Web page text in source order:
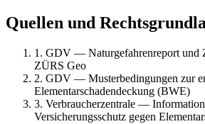
Quellen und
1. GDV — Naturgefahrenreport und
ZÜRS Geo
2. GDV — Musterbedingungen zur
Elementarschadendeckung (BWE)
3. Verbraucherzentrale —
Versicherungsschutz gegen